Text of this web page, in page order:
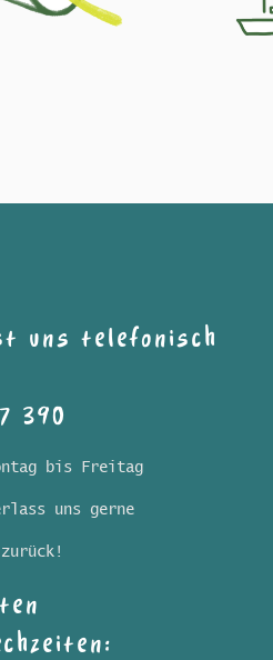
uns telefonisch
390
bis Freitag
uns gerne